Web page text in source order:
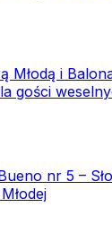
Młodą i
gości
nr 5 –